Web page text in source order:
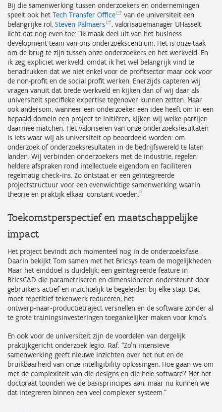
Bij die samenwerking tussen onderzoekers en ondernemingen
speelt ook het Tech Transfer Office
van de universiteit een
belangrijke rol. Steven Palmaers
, valorisatiemanager UHasselt
licht dat nog even toe: “Ik maak deel uit van het business
development team van ons onderzoekscentrum. Het is onze taak
om de brug te zijn tussen onze onderzoekers en het werkveld. En
ik zeg expliciet werkveld, omdat ik het wel belangrijk vind te
benadrukken dat we niet enkel voor de profitsector maar ook voor
de non-profit en de social profit werken. Enerzijds capteren wij
vragen vanuit dat brede werkveld en kijken dan of wij daar als
universiteit specifieke expertise tegenover kunnen zetten. Maar
ook andersom, wanneer een onderzoeker een idee heeft om in een
bepaald domein een project te initiëren, kijken wij welke partijen
daarmee matchen. Het valoriseren van onze onderzoeksresultaten
is iets waar wij als universiteit op beoordeeld worden: om
onderzoek of onderzoeksresultaten in de bedrijfswereld te laten
landen. Wij verbinden onderzoekers met de industrie, regelen
heldere afspraken rond intellectuele eigendom en faciliteren
regelmatig check‑ins. Zo ontstaat er een geïntegreerde
projectstructuur voor een evenwichtige samenwerking waarin
theorie en praktijk elkaar constant voeden.”
Toekomstperspectief en maatschappelijke
impact
Het project bevindt zich momenteel nog in de onderzoeksfase.
Daarin bekijkt Tom samen met het Bricsys team de mogelijkheden.
Maar het einddoel is duidelijk: een geïntegreerde feature in
BricsCAD die parametriseren en dimensioneren ondersteunt door
gebruikers actief en inzichtelijk te begeleiden bij elke stap. Dat
moet repetitief tekenwerk reduceren, het
ontwerp‑naar‑productietraject versnellen en de software zonder al
te grote trainingsinvesteringen toegankelijker maken voor kmo’s.
En ook voor de universiteit zijn de voordelen van dergelijk
praktijkgericht onderzoek legio. Raf: “Zo’n intensieve
samenwerking geeft nieuwe inzichten over het nut en de
bruikbaarheid van onze intelligibility oplossingen. Hoe gaan we om
met de complexiteit van die designs en die hele software? Met het
doctoraat toonden we de basisprincipes aan, maar nu kunnen we
dat integreren binnen een veel complexer systeem.”